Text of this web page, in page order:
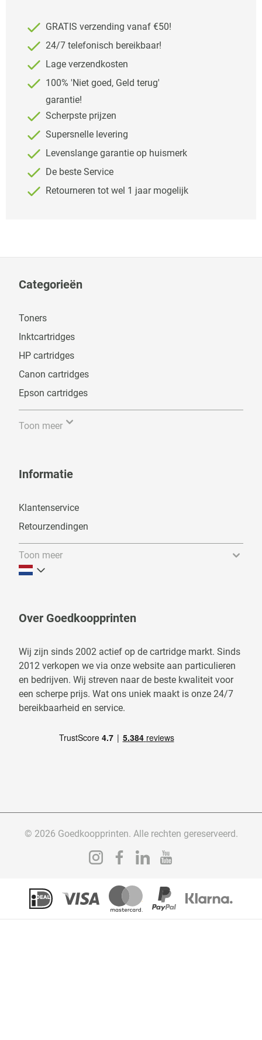
GRATIS verzending vanaf €50!
24/7 telefonisch bereikbaar!
Lage verzendkosten
100% 'Niet goed, Geld terug'
garantie!
Scherpste prijzen
Supersnelle levering
Levenslange garantie op huismerk
De beste Service
Retourneren tot wel 1 jaar mogelijk
Categorieën
Toners
Inktcartridges
HP cartridges
Canon cartridges
Epson cartridges
Toon meer
Informatie
Klantenservice
Retourzendingen
Toon meer
Over Goedkoopprinten
Wij zijn sinds 2002 actief op de cartridge markt. Sinds
2012 verkopen we via onze website aan particulieren
en bedrijven. Wij streven naar de beste kwaliteit voor
een scherpe prijs. Wat ons uniek maakt is onze 24/7
bereikbaarheid en service.
© 2026 Goedkoopprinten. Alle rechten gereserveerd.